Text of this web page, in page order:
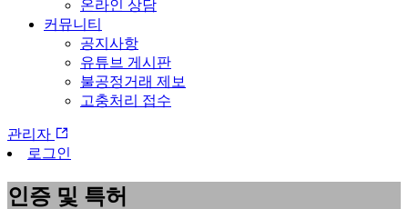
온라인 상담
커뮤니티
공지사항
유튜브 게시판
불공정거래 제보
고충처리 접수
관리자
로그인
인증 및 특허